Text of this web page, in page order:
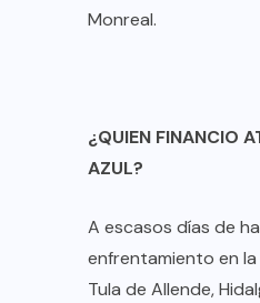
Monreal.
¿QUIEN FINANCIO
AZUL?
A escasos días de
enfrentamiento en la
Tula de Allende,